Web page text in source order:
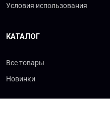
Условия использования
КАТАЛОГ
Все товары
Новинки